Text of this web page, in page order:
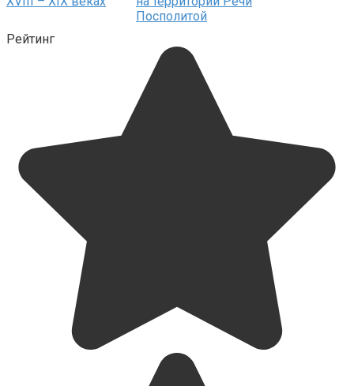
Посполитой
Рейтинг